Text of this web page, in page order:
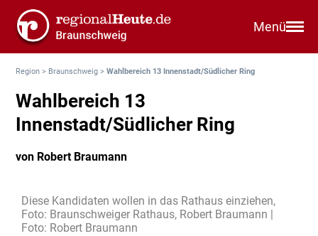
Menü
Region > Braunschweig >Wahlbereich 13 Innenstadt/Südlicher Ring
Wahlbereich 13
Innenstadt/Südlicher Ring
von Robert Braumann
Diese Kandidaten wollen in das Rathaus einziehen,
Foto: Braunschweiger Rathaus, Robert Braumann |
Foto: Robert Braumann